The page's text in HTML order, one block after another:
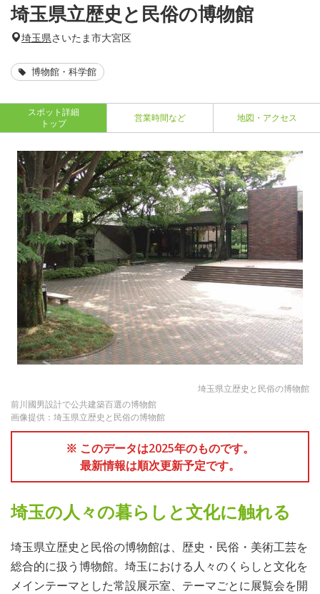
埼玉県立歴史と民俗の博物館
埼玉県さいたま市大宮区
博物館・科学館
スポット詳細
トップ
営業時間など 地図・アクセス
埼玉県立歴史と民俗の博物館
前川國男設計で公共建築百選の博物館
画像提供：埼玉県立歴史と民俗の博物館
※ このデータは2025年のものです。
最新情報は順次更新予定です。
埼玉の人々の暮らしと文化に触れる
埼玉県立歴史と民俗の博物館は、歴史・民俗・美術工芸を
総合的に扱う博物館。埼玉における人々のくらしと文化を
メインテーマとした常設展示室、テーマごとに展覧会を開